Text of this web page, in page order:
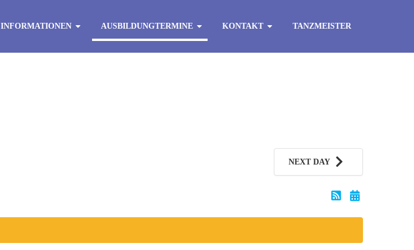
INFORMATIONEN AUSBILDUNGTERMINE KONTAKT TANZMEISTER
NEXT DAY